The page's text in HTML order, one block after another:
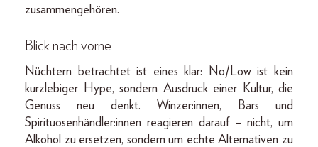
zusammengehören.
Blick nach vorne
Nüchtern betrachtet ist eines klar: No/Low ist kein
kurzlebiger Hype, sondern Ausdruck einer Kultur, die
Genuss neu denkt. Winzer:innen, Bars und
Spirituosenhändler:innen reagieren darauf – nicht, um
Alkohol zu ersetzen, sondern um echte Alternativen zu